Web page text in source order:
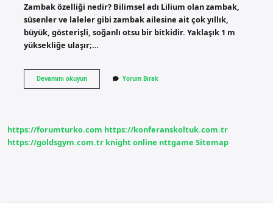
Zambak özelliği nedir? Bilimsel adı Lilium olan zambak,
süsenler ve laleler gibi zambak ailesine ait çok yıllık,
büyük, gösterişli, soğanlı otsu bir bitkidir. Yaklaşık 1 m
yüksekliğe ulaşır;…
Devamını okuyunZambak
Nasıl
Yorum Bırak
https://forumturko.com https://konferanskoltuk.com.tr
https://goldsgym.com.tr knight online nttgame Sitemap